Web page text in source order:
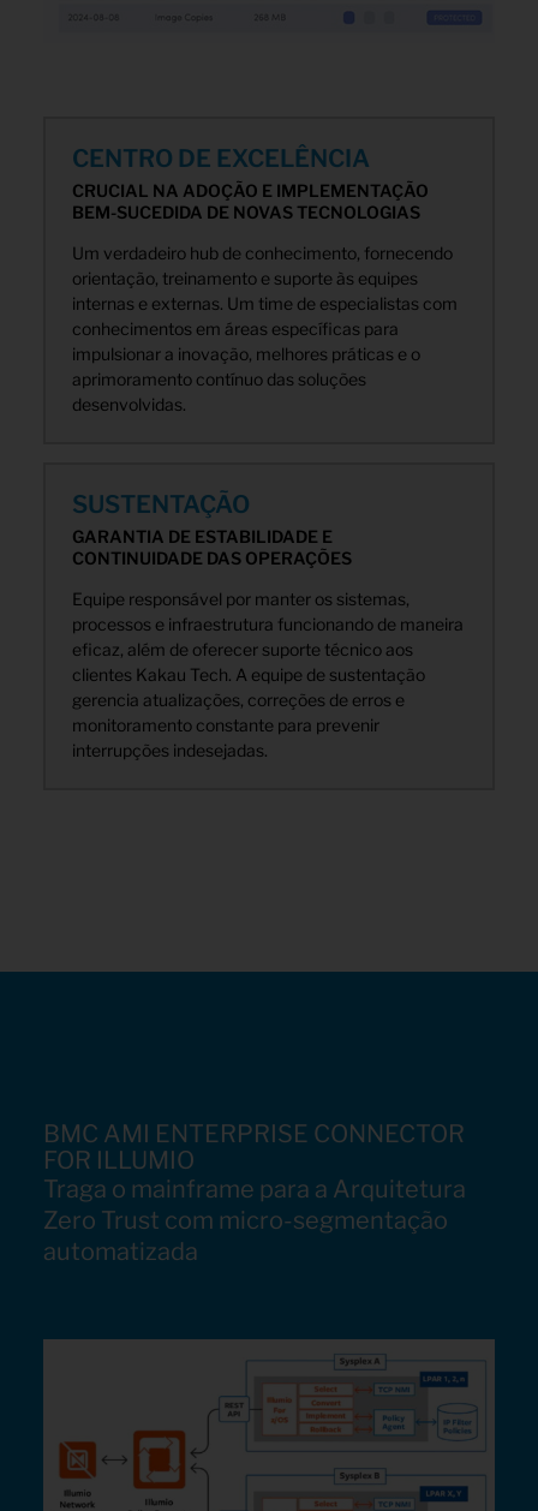
CENTRO DE EXCELÊNCIA
CRUCIAL NA ADOÇÃO E IMPLEMENTAÇÃO
BEM-SUCEDIDA DE NOVAS TECNOLOGIAS
Um verdadeiro hub de conhecimento, fornecendo
orientação, treinamento e suporte às equipes
internas e externas. Um time de especialistas com
conhecimentos em áreas específicas para
impulsionar a inovação, melhores práticas e o
aprimoramento contínuo das soluções
desenvolvidas.
SUSTENTAÇÃO
GARANTIA DE ESTABILIDADE E
CONTINUIDADE DAS OPERAÇÕES
Equipe responsável por manter os sistemas,
processos e infraestrutura funcionando de maneira
eficaz, além de oferecer suporte técnico aos
clientes Kakau Tech. A equipe de sustentação
gerencia atualizações, correções de erros e
monitoramento constante para prevenir
interrupções indesejadas.
BMC AMI ENTERPRISE CONNECTOR
FOR ILLUMIO
Traga o mainframe para a Arquitetura
Zero Trust com micro-segmentação
automatizada